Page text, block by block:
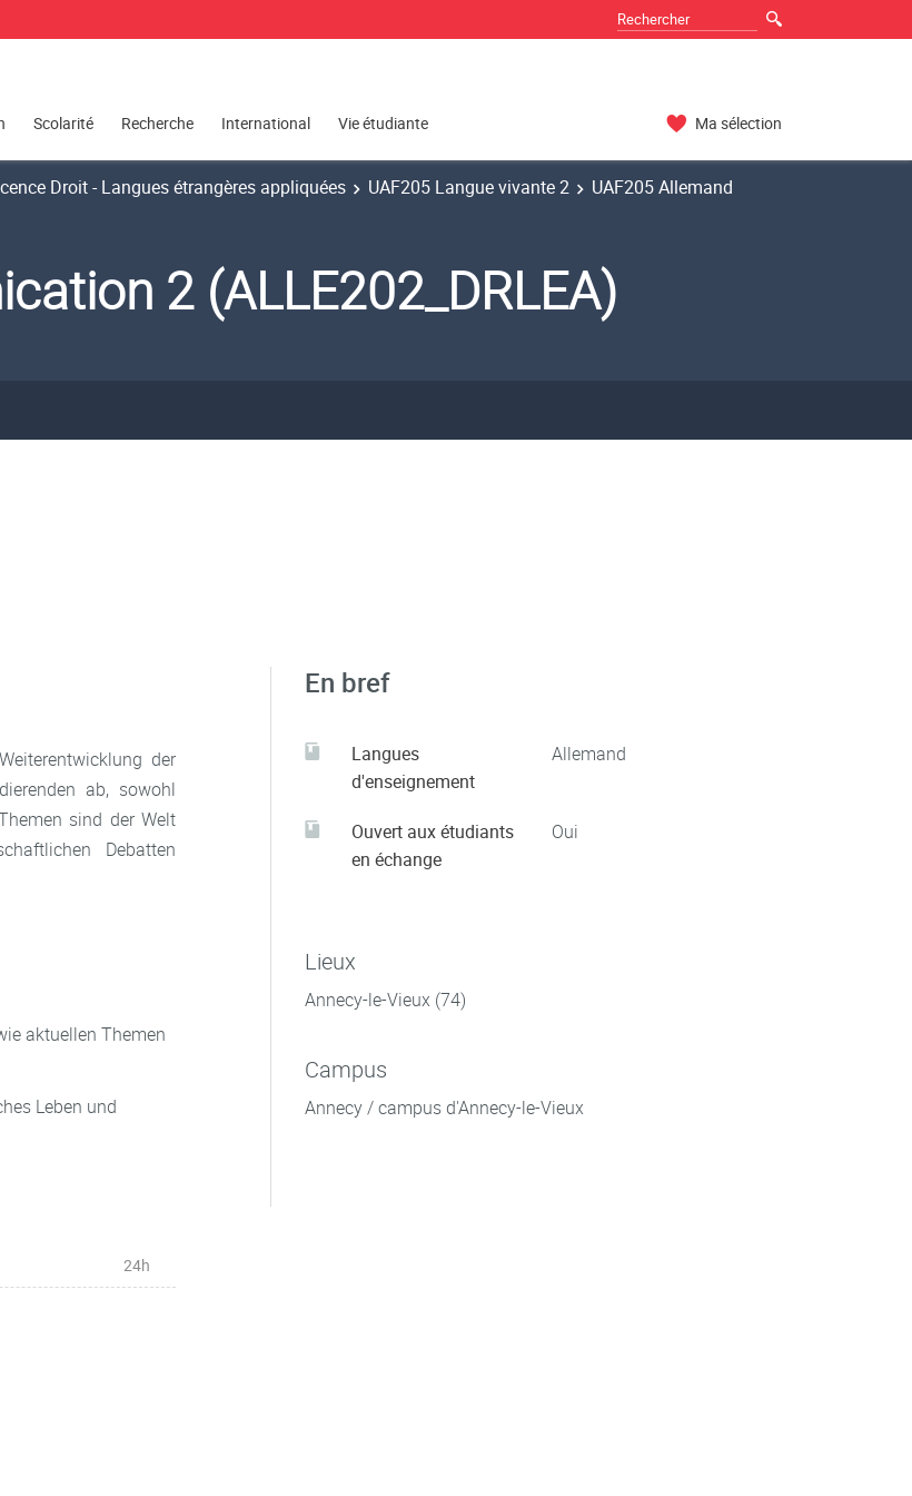
Scolarité Recherche International Vie étudiante Ma sélection
Droit - Langues étrangères appliquées UAF205 Langue vivante 2
UAF205 Allemand
2 (ALLE202_DRLEA)
der
ab, sowohl
sind der Welt
Debatten
aktuellen Themen
Leben und
24h
En bref
Langues
d'enseignement
Allemand
Ouvert aux étudiants
en échange
Oui
Lieux
Annecy-le-Vieux (74)
Campus
Annecy / campus d'Annecy-le-Vieux